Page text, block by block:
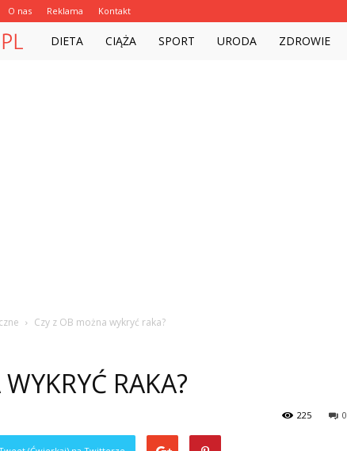
O nas Reklama Kontakt
Witalnie.com.pl
DIETA CIĄŻA SPORT URODA ZDROWIE
Czy z OB można wykryć raka?
RAKA?
0
225